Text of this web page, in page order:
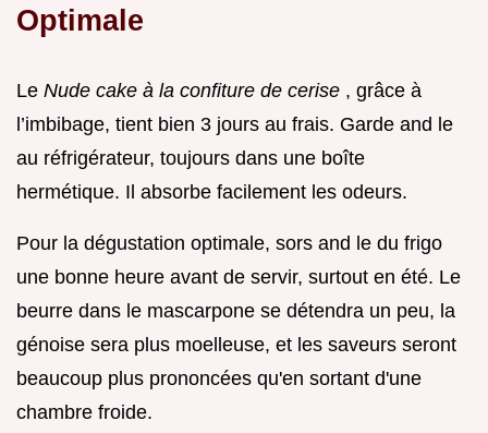
Optimale
Le Nude cake à la confiture de cerise , grâce à
l’imbibage, tient bien 3 jours au frais. Garde and le
au réfrigérateur, toujours dans une boîte
hermétique. Il absorbe facilement les odeurs.
Pour la dégustation optimale, sors and le du frigo
une bonne heure avant de servir, surtout en été. Le
beurre dans le mascarpone se détendra un peu, la
génoise sera plus moelleuse, et les saveurs seront
beaucoup plus prononcées qu'en sortant d'une
chambre froide.